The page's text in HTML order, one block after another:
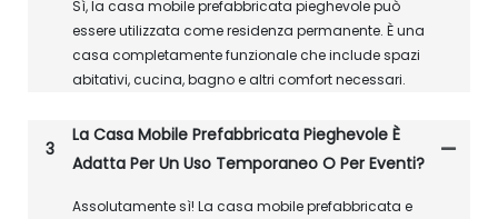
Sì, la casa mobile prefabbricata pieghevole può
essere utilizzata come residenza permanente. È una
casa completamente funzionale che include spazi
abitativi, cucina, bagno e altri comfort necessari.
3
La Casa Mobile Prefabbricata Pieghevole È
Adatta Per Un Uso Temporaneo O Per Eventi?
Assolutamente sì! La casa mobile prefabbricata e